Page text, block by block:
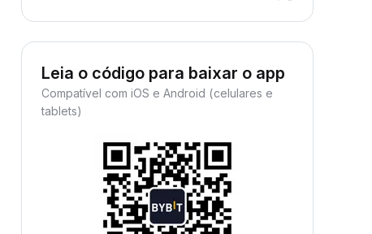
Leia o código para baixar o app
Compatível com iOS e Android (celulares e
tablets)